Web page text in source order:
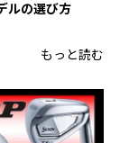
ルの選び方
もっと読む